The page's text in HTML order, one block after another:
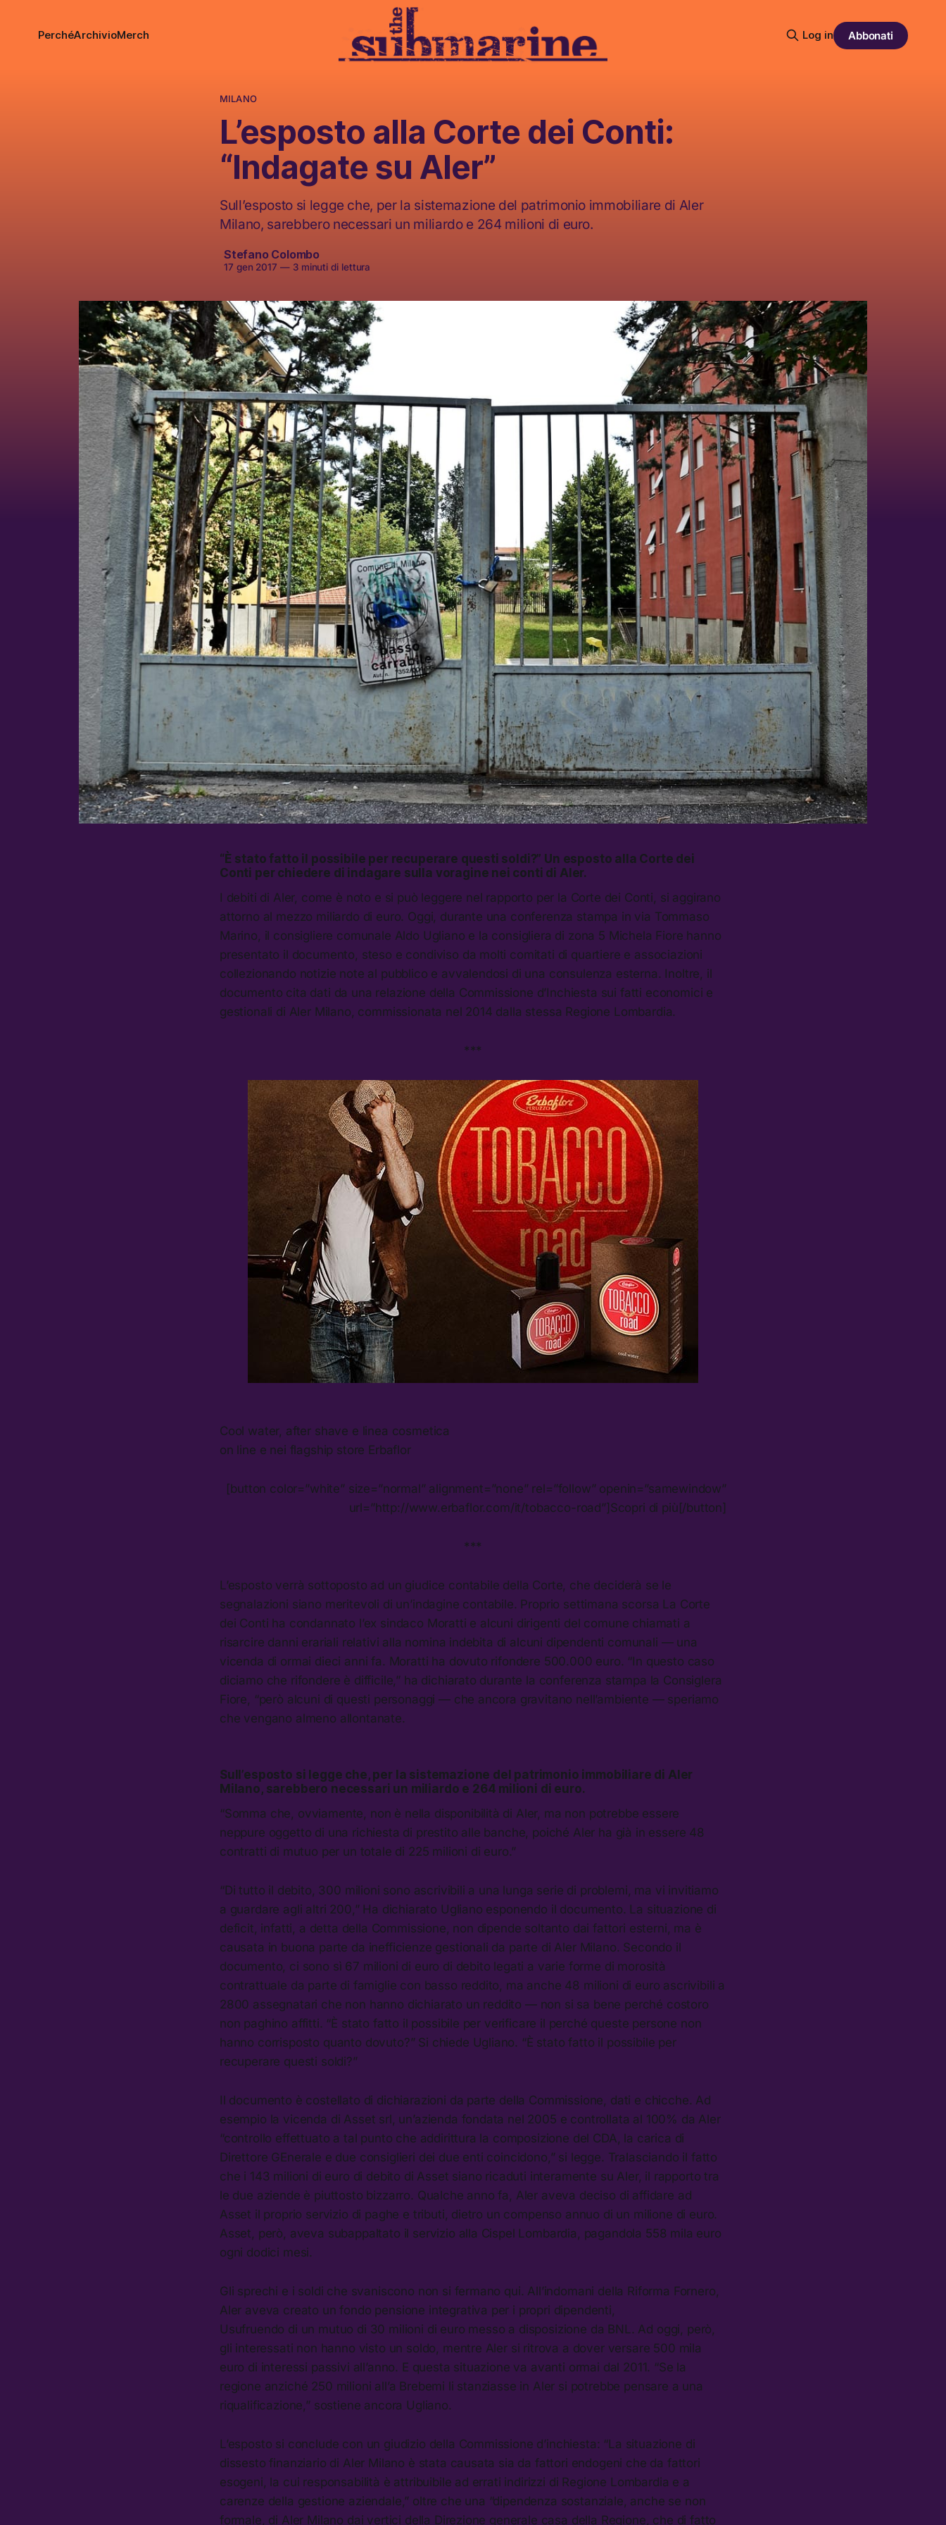
PerchéArchivioMerch Log in Abbonati
MILANO
L’esposto alla Corte dei Conti:
“Indagate su Aler”
Sull’esposto si legge che, per la sistemazione del patrimonio immobiliare di Aler
Milano, sarebbero necessari un miliardo e 264 milioni di euro.
Stefano Colombo
17 gen 2017 —3 minuti di lettura
“È stato fatto il possibile per recuperare questi soldi?” Un esposto alla Corte dei
Conti per chiedere di indagare sulla voragine nei conti di Aler.
I debiti di Aler, come è noto e si può leggere nel rapporto per la Corte dei Conti, si aggirano
attorno al mezzo miliardo di euro. Oggi, durante una conferenza stampa in via Tommaso
Marino, il consigliere comunale Aldo Ugliano e la consigliera di zona 5 Michela Fiore hanno
presentato il documento, steso e condiviso da molti comitati di quartiere e associazioni
collezionando notizie note al pubblico e avvalendosi di una consulenza esterna. Inoltre, il
documento cita dati da una relazione della Commissione d’Inchiesta sui fatti economici e
gestionali di Aler Milano, commissionata nel 2014 dalla stessa Regione Lombardia.
***
Cool water, after shave e linea cosmetica
on line e nei flagship store Erbaflor
[button color=”white” size=”normal” alignment=”none” rel=”follow” openin=”samewindow”
url=”http://www.erbaflor.com/it/tobacco-road”]Scopri di più[/button]
***
L’esposto verrà sottoposto ad un giudice contabile della Corte, che deciderà se le
segnalazioni siano meritevoli di un’indagine contabile. Proprio settimana scorsa La Corte
dei Conti ha condannato l’ex sindaco Moratti e alcuni dirigenti del comune chiamati a
risarcire danni erariali relativi alla nomina indebita di alcuni dipendenti comunali — una
vicenda di ormai dieci anni fa. Moratti ha dovuto rifondere 500.000 euro. “In questo caso
diciamo che rifondere è difficile,” ha dichiarato durante la conferenza stampa la Consiglera
Fiore, “però alcuni di questi personaggi — che ancora gravitano nell’ambiente — speriamo
che vengano almeno allontanate.
Sull’esposto si legge che, per la sistemazione del patrimonio immobiliare di Aler
Milano, sarebbero necessari un miliardo e 264 milioni di euro.
“Somma che, ovviamente, non è nella disponibilità di Aler, ma non potrebbe essere
neppure oggetto di una richiesta di prestito alle banche, poiché Aler ha già in essere 48
contratti di mutuo per un totale di 225 milioni di euro.”
“Di tutto il debito, 300 milioni sono ascrivibili a una lunga serie di problemi, ma vi invitiamo
a guardare agli altri 200,” Ha dichiarato Ugliano esponendo il documento. La situazione di
deficit, infatti, a detta della Commissione, non dipende soltanto dai fattori esterni, ma è
causata in buona parte da inefficienze gestionali da parte di Aler Milano. Secondo il
documento, ci sono sì 67 milioni di euro di debito legati a varie forme di morosità
contrattuale da parte di famiglie con basso reddito, ma anche 48 milioni di euro ascrivibili a
2800 assegnatari che non hanno dichiarato un reddito — non si sa bene perché costoro
non paghino affitti. “È stato fatto il possibile per verificare il perché queste persone non
hanno corrisposto quanto dovuto?” Si chiede Ugliano. “È stato fatto il possibile per
recuperare questi soldi?”
Il documento è costellato di dichiarazioni da parte della Commissione, dati e chicche. Ad
esempio la vicenda di Asset srl, un’azienda fondata nel 2005 e controllata al 100% da Aler
“controllo effettuato a tal punto che addirittura la composizione del CDA, la carica di
Direttore GEnerale e due consiglieri dei due enti coincidono,” si legge. Tralasciando il fatto
che i 143 milioni di euro di debito di Asset siano ricaduti interamente su Aler, il rapporto tra
le due aziende è piuttosto bizzarro. Qualche anno fa, Aler aveva deciso di affidare ad
Asset il proprio servizio di paghe e tributi, dietro un compenso annuo di un milione di euro.
Asset, però, aveva subappaltato il servizio alla Cispel Lombardia, pagandola 558 mila euro
ogni dodici mesi.
Gli sprechi e i soldi che svaniscono non si fermano qui. All’indomani della Riforma Fornero,
Aler aveva creato un fondo pensione integrativa per i propri dipendenti,
Usufruendo di un mutuo di 30 milioni di euro messo a disposizione da BNL. Ad oggi, però,
gli interessati non hanno visto un soldo, mentre Aler si ritrova a dover versare 500 mila
euro di interessi passivi all’anno. E questa situazione va avanti ormai dal 2011. “Se la
regione anziché 250 milioni all’a Brebemi li stanziasse in Aler si potrebbe pensare a una
riqualificazione,” sostiene ancora Ugliano.
L’esposto si conclude con un giudizio della Commissione d’inchiesta: “La situazione di
dissesto finanziario di Aler Milano è stata causata sia da fattori endogeni che da fattori
esogeni, la cui responsabilità è attribuibile ad errati indirizzi di Regione Lombardia e a
carenze della gestione aziendale,” oltre che una “dipendenza sostanziale, anche se non
formale, di Aler Milano dai vertici della Direzione generale casa della Regione, che di fatto